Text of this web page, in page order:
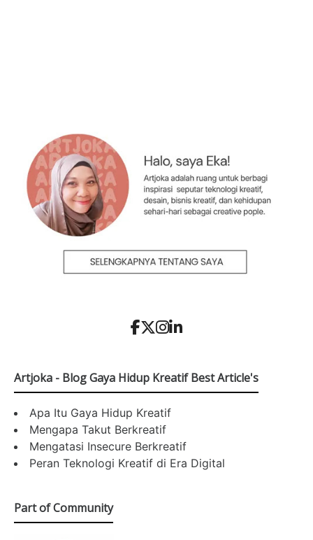
Artjoka - Blog Gaya Hidup Kreatif Best Article's
Apa Itu Gaya Hidup Kreatif
Mengapa Takut Berkreatif
Mengatasi Insecure Berkreatif
Peran Teknologi Kreatif di Era Digital
Part of Community